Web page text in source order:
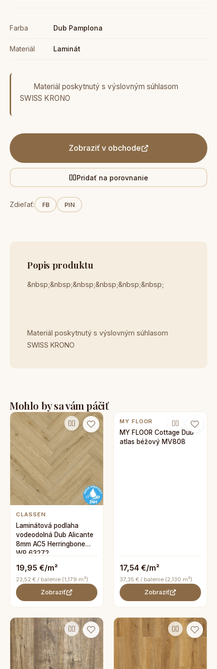
Farba Dub Pamplona
Materiál Laminát
Materiál poskytnutý s výslovným súhlasom
SWISS KRONO
Zobraziť v obchode
Pridať na porovnanie
Zdieľať: FB PIN
Popis produktu
&nbsp;&nbsp;&nbsp;&nbsp;&nbsp;&nbsp;
Materiál poskytnutý s výslovným súhlasom
SWISS KRONO
Mohlo by sa vám páčiť
CLASSEN
Laminátová podlaha
vodeodolná Dub Alicante
8mm AC5 Herringbone
WR 63272
19,95 €/m²
23,52 € / balenie (1,179 m²)
Zobraziť
MY FLOOR
MY FLOOR Cottage Dub
atlas béžový MV808
17,54 €/m²
37,35 € / balenie (2,130 m²)
Zobraziť